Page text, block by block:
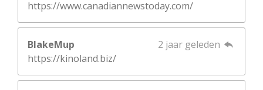
https://www.canadiannewstoday.com/
BlakeMup
2 jaar geleden
https://kinoland.biz/